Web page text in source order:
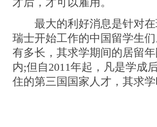
才后，才可以雇用。
最大的利好消息是针对在
瑞士开始工作的中国留学生
有多长，其求学期间的居留
内;但自2011年起，凡是学成
住的第三国国家人才，其求